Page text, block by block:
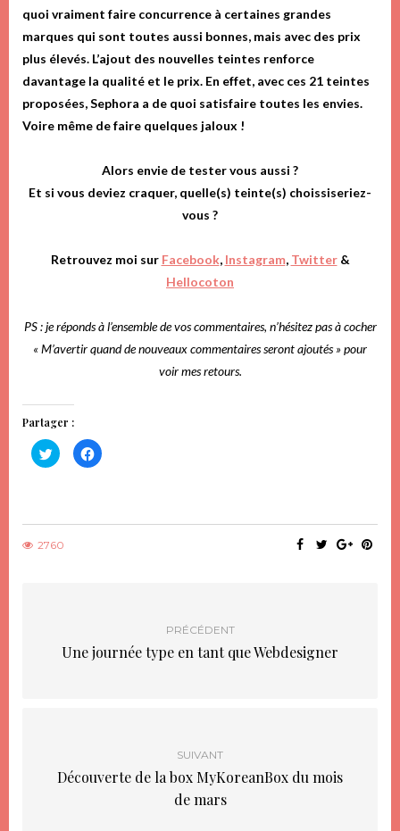
quoi vraiment faire concurrence à certaines grandes
marques qui sont toutes aussi bonnes, mais avec des prix
plus élevés. L’ajout des nouvelles teintes renforce
davantage la qualité et le prix. En effet, avec ces 21 teintes
proposées, Sephora a de quoi satisfaire toutes les envies.
Voire même de faire quelques jaloux !
Alors envie de tester vous aussi ?
Et si vous deviez craquer, quelle(s) teinte(s) choissiseriez-
vous ?
Retrouvez moi sur Facebook, Instagram, Twitter&
Hellocoton
PS : je réponds à l’ensemble de vos commentaires, n’hésitez pas à cocher
« M’avertir quand de nouveaux commentaires seront ajoutés » pour
voir mes retours.
Partager :
Cliquez
pour
partager
nouvelle
Cliquez
pour
nouvelle
2760
PRÉCÉDENT
Une journée type en tant que Webdesigner
SUIVANT
Découverte de la box MyKoreanBox du mois
de mars